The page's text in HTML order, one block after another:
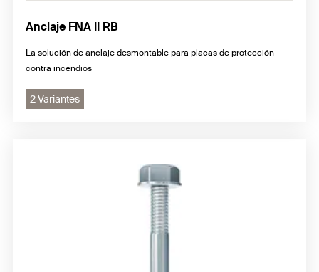
Anclaje FNA II RB
La solución de anclaje desmontable para placas de protección
contra incendios
2 Variantes